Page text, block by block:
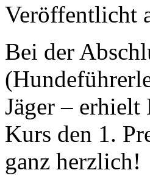
Veröffentlicht
Bei der
Jäger –
Kurs den 1.
ganz herzlich!